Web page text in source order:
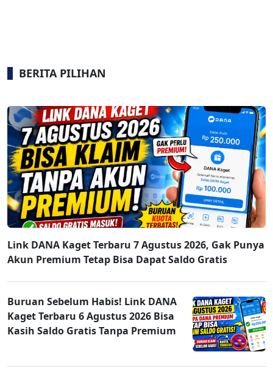
BERITA PILIHAN
Link DANA Kaget Terbaru 7 Agustus 2026, Gak Punya
Akun Premium Tetap Bisa Dapat Saldo Gratis
Buruan Sebelum Habis! Link DANA
Kaget Terbaru 6 Agustus 2026 Bisa
Kasih Saldo Gratis Tanpa Premium